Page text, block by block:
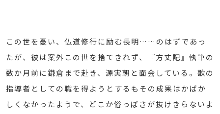
この世を憂い、仏道修行に励む長明……のはずであっ
たが、彼は案外この世を捨てきれず、『方丈記』執筆の
数か月前に鎌倉まで赴き、源実朝と面会している。歌の
指導者としての職を得ようとするもその成果はかばか
しくなかったようで、どこか俗っぽさが抜けきらないよ